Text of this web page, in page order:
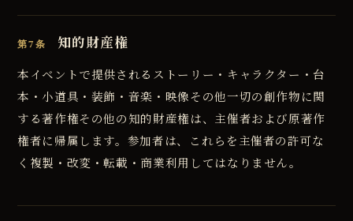
第7条 知的財産権
本イベントで提供されるストーリー・キャラクター・台
本・小道具・装飾・音楽・映像その他一切の創作物に関
する著作権その他の知的財産権は、主催者および原著作
権者に帰属します。参加者は、これらを主催者の許可な
く複製・改変・転載・商業利用してはなりません。